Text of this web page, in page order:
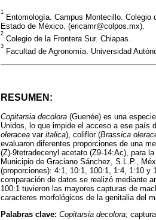
1
Entomología. Campus Montecillo. Colegio
Estado de México. (ericamr@colpos.mx).
2
Colegio de la Frontera Sur. Chiapas.
3
Facultad de Agronomía. Universidad
RESUMEN:
Copitarsia decolora (Guenée) es una
Unidos, lo que impide el acceso a ese país
oleracea var italica), coliflor (Brassica
evaluaron diferentes proporciones de una
(Z)-9tetradecenyl acetato (Z9-14:Ac), para
Municipio de Graciano Sánchez, S.L.P.,
(proporciones): 4:1, 10:1, 100:1, 1:4, 1:10 y
comparación de datos se realizó mediante
100:1 tuvieron las mayores capturas de
caracteres morfológicos de la genitalia del
Palabras clave: Copitarsia decolora;